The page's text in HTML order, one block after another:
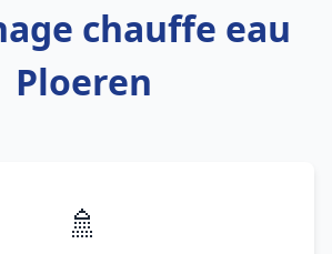
chauffe eau
Ploeren
🚿